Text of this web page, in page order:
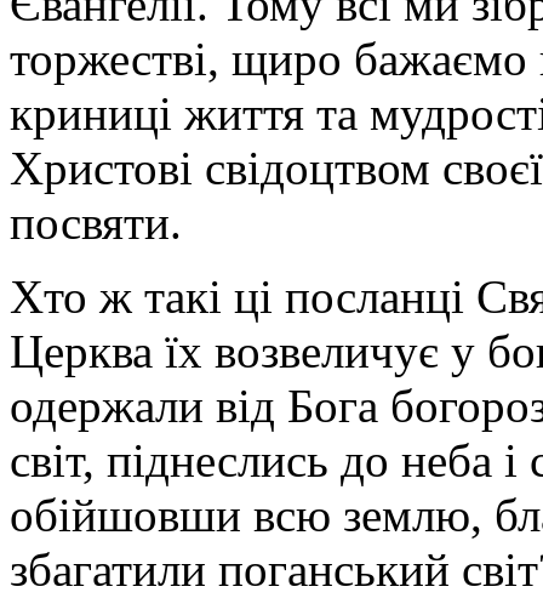
торжестві, щиро бажаємо
криниці життя та
Христові свідоцтвом
посвяти.
Хто ж такі ці посланці
Церква їх возвеличує у
одержали від Бога
світ, піднеслись до неба
обійшовши всю землю,
збагатили поганський